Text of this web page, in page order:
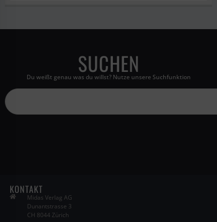
SUCHEN
Du weißt genau was du willst? Nutze unsere Suchfunktion
KONTAKT
Midas Verlag AG
Dunantstrasse 3
CH 8044 Zürich